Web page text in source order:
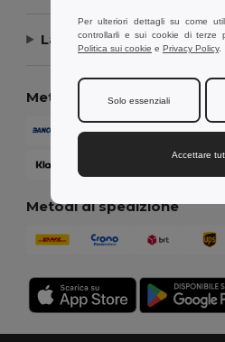
La nostra azienda
Metodi di pagamento
Metodi di spedizione
Per ulteriori dettagli su come
controllarli e sui cookie di terze
Politica sui cookie e Privacy Policy.
Solo essenziali
Accettare